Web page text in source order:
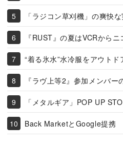
「ラジコン草刈機」の爽快
『RUST』の夏はVCRから
“着る氷水”水冷服をアウト
『ラヴ上等2』参加メンバー
「メタルギア」POP UP
Back MarketとGoogle提携